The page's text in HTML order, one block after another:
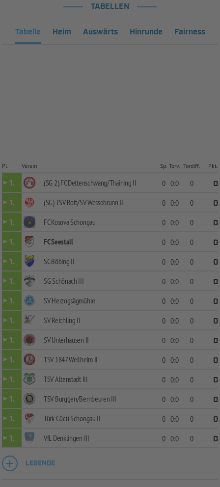
TABELLEN
Tabelle Heim Auswärts Hinrunde Fairness
Pl. Verein Sp. Torv. Tordiff. Pkt.
1. (SG 2) FC Dettenschwang/Thaining II 0 0:0 0
0
1.
(SG) TSV Rott/SV Wessobrunn II 0 0:0 0
0
1.
FC Kosova Schongau 0 0:0 0
0
1.
FC Seestall 0 0:0 0
0
1.
SC Böbing II 0 0:0 0
0
1.
SG Schönach III 0 0:0 0
0
1.
SV Herzogsägmühle 0 0:0 0
0
1.
SV Reichling II 0 0:0 0
0
1.
SV Unterhausen II 0 0:0 0
0
1.
TSV 1847 Weilheim II 0 0:0 0
0
1.
TSV Altenstadt III 0 0:0 0
0
1.
TSV Burggen/Bernbeuren III 0 0:0 0
0
1.
Türk Gücü Schongau II 0 0:0 0
0
1.
VfL Denklingen III 0 0:0 0 0
LEGENDE